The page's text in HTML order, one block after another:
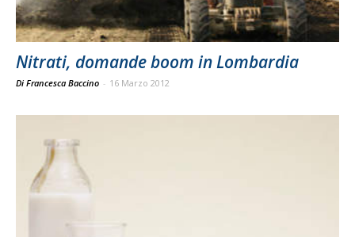
Nitrati, domande boom in Lombardia
Di Francesca Baccino - 16 Marzo 2012